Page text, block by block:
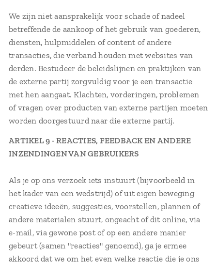
We zijn niet aansprakelijk voor schade of nadeel
betreffende de aankoop of het gebruik van goederen,
diensten, hulpmiddelen of content of andere
transacties, die verband houden met websites van
derden. Bestudeer de beleidslijnen en praktijken van
de externe partij zorgvuldig voor je een transactie
met hen aangaat. Klachten, vorderingen, problemen
of vragen over producten van externe partijen moeten
worden doorgestuurd naar die externe partij.
ARTIKEL 9 - REACTIES, FEEDBACK EN ANDERE
INZENDINGEN VAN GEBRUIKERS
Als je op ons verzoek iets instuurt (bijvoorbeeld in
het kader van een wedstrijd) of uit eigen beweging
creatieve ideeën, suggesties, voorstellen, plannen of
andere materialen stuurt, ongeacht of dit online, via
e-mail, via gewone post of op een andere manier
gebeurt (samen "reacties" genoemd), ga je ermee
akkoord dat we om het even welke reactie die je ons